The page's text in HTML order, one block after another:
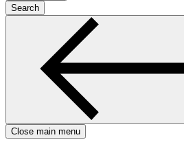
Search
Close main menu